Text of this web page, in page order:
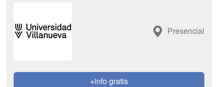
Presencial
+info gratis